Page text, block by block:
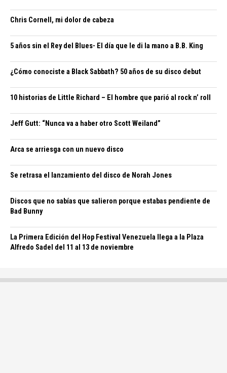
Chris Cornell, mi dolor de cabeza
5 años sin el Rey del Blues- El día que le di la mano a B.B. King
¿Cómo conociste a Black Sabbath? 50 años de su disco debut
10 historias de Little Richard – El hombre que parió al rock n’ roll
Jeff Gutt: “Nunca va a haber otro Scott Weiland”
Arca se arriesga con un nuevo disco
Se retrasa el lanzamiento del disco de Norah Jones
Discos que no sabías que salieron porque estabas pendiente de
Bad Bunny
La Primera Edición del Hop Festival Venezuela llega a la Plaza
Alfredo Sadel del 11 al 13 de noviembre